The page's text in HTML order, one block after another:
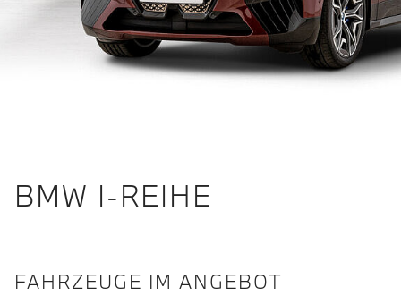
BMW I-REIHE
FAHRZEUGE IM ANGEBOT